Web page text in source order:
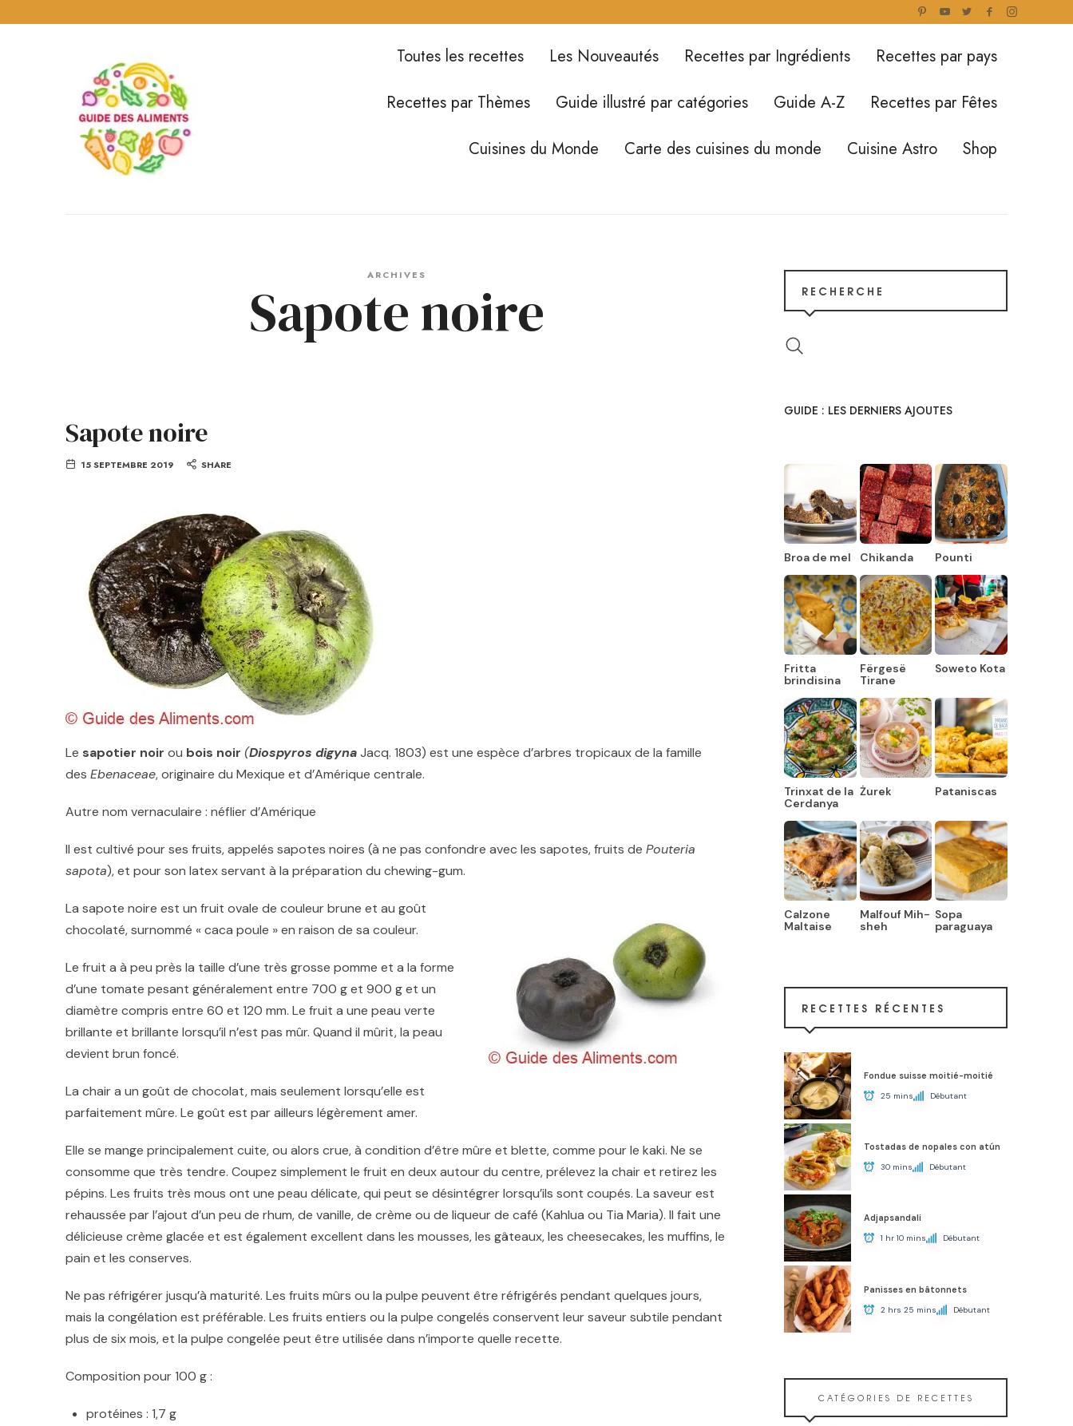
Guide
des
Aliments
Toutes les recettes Les Nouveautés Recettes par Ingrédients
Recettes par pays
Recettes par Thèmes
Guide illustré par catégories Guide A-Z
Recettes par Fêtes
Cuisines du Monde
Carte des cuisines du monde Cuisine Astro Shop
ARCHIVES
Sapote noire
Sapote noire
15 SEPTEMBRE 2019 SHARE
Le sapotier noir ou bois noir (Diospyros digynaJacq. 1803) est une espèce d’arbres tropicaux de la famille
des Ebenaceae, originaire du Mexique et d’Amérique centrale.
Autre nom vernaculaire : néflier d’Amérique
Il est cultivé pour ses fruits, appelés sapotes noires (à ne pas confondre avec les sapotes, fruits de Pouteria
sapota), et pour son latex servant à la préparation du chewing-gum.
La sapote noire est un fruit ovale de couleur brune et au goût
chocolaté, surnommé « caca poule » en raison de sa couleur.
Le fruit a à peu près la taille d’une très grosse pomme et a la forme
d’une tomate pesant généralement entre 700 g et 900 g et un
diamètre compris entre 60 et 120 mm. Le fruit a une peau verte
brillante et brillante lorsqu’il n’est pas mûr. Quand il mûrit, la peau
devient brun foncé.
La chair a un goût de chocolat, mais seulement lorsqu’elle est
parfaitement mûre. Le goût est par ailleurs légèrement amer.
Elle se mange principalement cuite, ou alors crue, à condition d’être mûre et blette, comme pour le kaki. Ne se
consomme que très tendre. Coupez simplement le fruit en deux autour du centre, prélevez la chair et retirez les
pépins. Les fruits très mous ont une peau délicate, qui peut se désintégrer lorsqu’ils sont coupés. La saveur est
rehaussée par l’ajout d’un peu de rhum, de vanille, de crème ou de liqueur de café (Kahlua ou Tia Maria). Il fait une
délicieuse crème glacée et est également excellent dans les mousses, les gâteaux, les cheesecakes, les muffins, le
pain et les conserves.
Ne pas réfrigérer jusqu’à maturité. Les fruits mûrs ou la pulpe peuvent être réfrigérés pendant quelques jours,
mais la congélation est préférable. Les fruits entiers ou la pulpe congelés conservent leur saveur subtile pendant
plus de six mois, et la pulpe congelée peut être utilisée dans n’importe quelle recette.
Composition pour 100 g :
protéines : 1,7 g
RECHERCHE
GUIDE : LES DERNIERS AJOUTES
Broa de mel Chikanda Pounti
Fritta
brindisina
Fërgesë
Tirane
Soweto Kota
Trinxat de la
Cerdanya
Żurek Pataniscas
Calzone
Maltaise
Malfouf Mih-
sheh
Sopa
paraguaya
RECETTES RÉCENTES
Fondue suisse moitié-moitié
25 mins Débutant
Tostadas de nopales con atún
30 mins Débutant
Adjapsandali
1 hr 10 mins Débutant
Panisses en bâtonnets
2 hrs 25 mins Débutant
CATÉGORIES DE RECETTES